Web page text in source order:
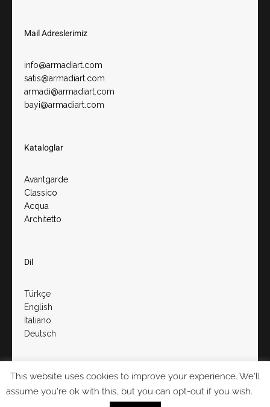
Mail Adreslerimiz​
info@armadiart.com
satis@armadiart.com
armadi@armadiart.com
bayi@armadiart.com
Kataloglar
Avantgarde
Classico
Acqua
Architetto
Dil
Türkçe
English
Italiano
Deutsch
kurumsal satış noktaları diğer markalar iletişim
This website uses cookies to improve your experience. We'll
assume you're ok with this, but you can opt-out if you wish.